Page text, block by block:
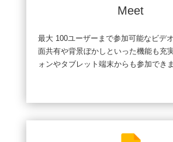
Meet
最大 100ユーザーまで参加可能なビデ
面共有や背景ぼかしといった機能も充
ォンやタブレット端末からも参加できま